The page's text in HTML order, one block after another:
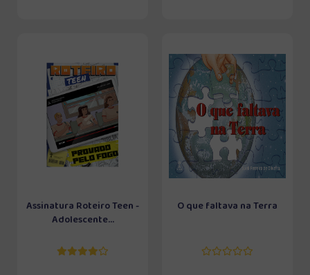
Assinatura Roteiro Teen -
Adolescente...
O que faltava na Terra